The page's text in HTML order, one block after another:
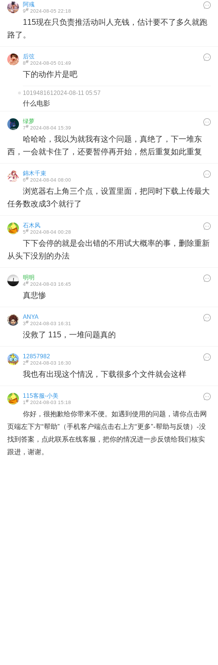
阿彧
9# 2024-08-05 22:18
115现在只负责推活动叫人充钱，估计要不了多久就跑
路了。
后弦
8# 2024-08-05 01:49
下的动作片是吧
1019481612024-08-11 05:57
什么电影
绿萝
7# 2024-08-04 15:39
哈哈哈，我以为就我有这个问题，真绝了，下一堆东
西，一会就卡住了，还要暂停再开始，然后重复如此重复
錦木千束
6# 2024-08-04 08:00
浏览器右上角三个点，设置里面，把同时下载上传最大
任务数改成3个就行了
石木风
5# 2024-08-04 00:28
下下会停的就是会出错的不用试大概率的事，删除重新
从头下没别的办法
明明
4# 2024-08-03 16:45
真悲惨
ANYA
3# 2024-08-03 16:31
没救了 115，一堆问题真的
12857982
2# 2024-08-03 16:30
我也有出现这个情况，下载很多个文件就会这样
115客服-小美
1# 2024-08-03 15:18
你好，很抱歉给你带来不便。如遇到使用的问题，请你点击网
页端左下方“帮助”（手机客户端点击右上方“更多”-帮助与反馈）-没
找到答案，点此联系在线客服，把你的情况进一步反馈给我们核实
跟进，谢谢。